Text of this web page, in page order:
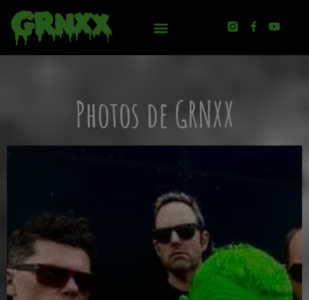
Photos de GRNXX